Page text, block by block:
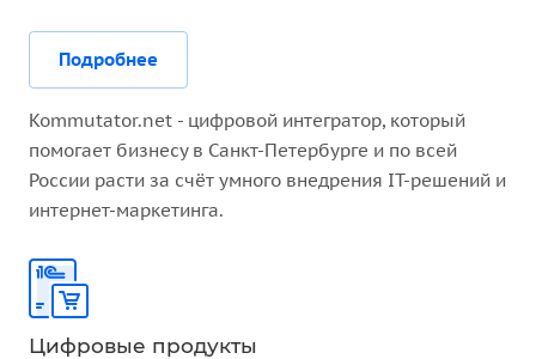
Подробнее
Kommutator.net - цифровой интегратор, который
помогает бизнесу в Санкт-Петербурге и по всей
России расти за счёт умного внедрения IT-решений и
интернет-маркетинга.
Цифровые продукты